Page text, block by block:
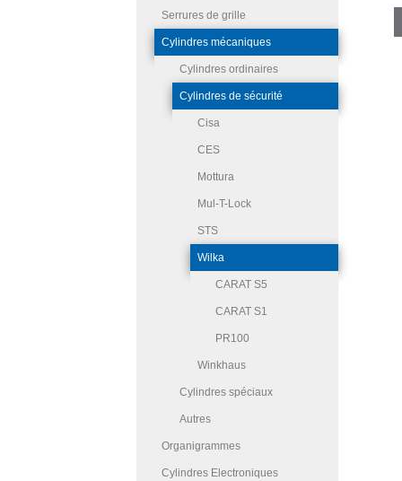
Serrures de grille
Cylindres mécaniques
Cylindres ordinaires
Cylindres de sécurité
Cisa
CES
Mottura
Mul-T-Lock
STS
Wilka
CARAT S5
CARAT S1
PR100
Winkhaus
Cylindres spéciaux
Autres
Organigrammes
Cylindres Electroniques